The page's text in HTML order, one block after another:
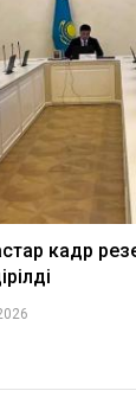
кадр